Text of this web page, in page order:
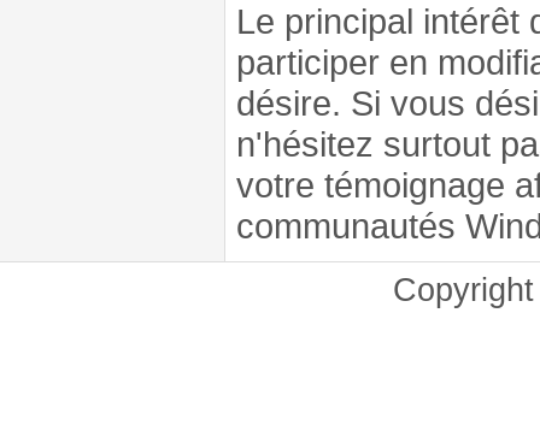
Le principal intérêt
participer en
désire. Si vous
n'hésitez surtout
votre témoignage
communautés